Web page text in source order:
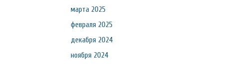
марта 2025
февраля 2025
декабря 2024
ноября 2024